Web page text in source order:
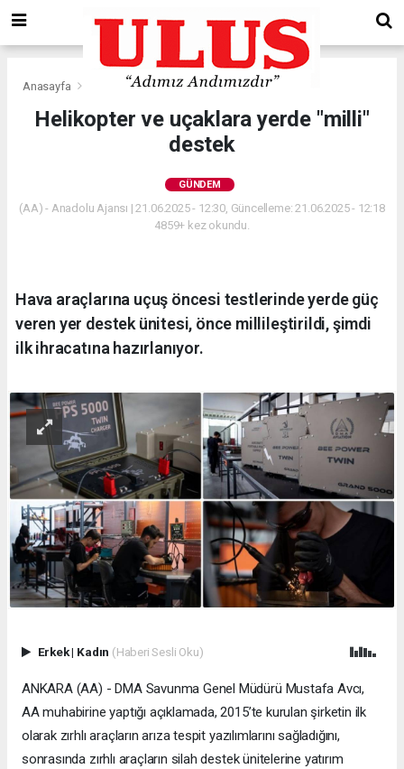
Anasayfa Gündem
Helikopter ve uçaklara yerde "milli"
destek
GÜNDEM
(AA) - Anadolu Ajansı | 21.06.2025 - 12:30, Güncelleme: 21.06.2025 - 12:18
4859+ kez okundu.
Hava araçlarına uçuş öncesi testlerinde yerde güç
veren yer destek ünitesi, önce millileştirildi, şimdi
ilk ihracatına hazırlanıyor.
Erkek| Kadın (Haberi Sesli Oku)
ANKARA (AA) - DMA Savunma Genel Müdürü Mustafa Avcı,
AA muhabirine yaptığı açıklamada, 2015’te kurulan şirketin ilk
olarak zırhlı araçların arıza tespit yazılımlarını sağladığını,
sonrasında zırhlı araçların silah destek ünitelerine yatırım